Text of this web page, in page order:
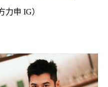
力申 IG）